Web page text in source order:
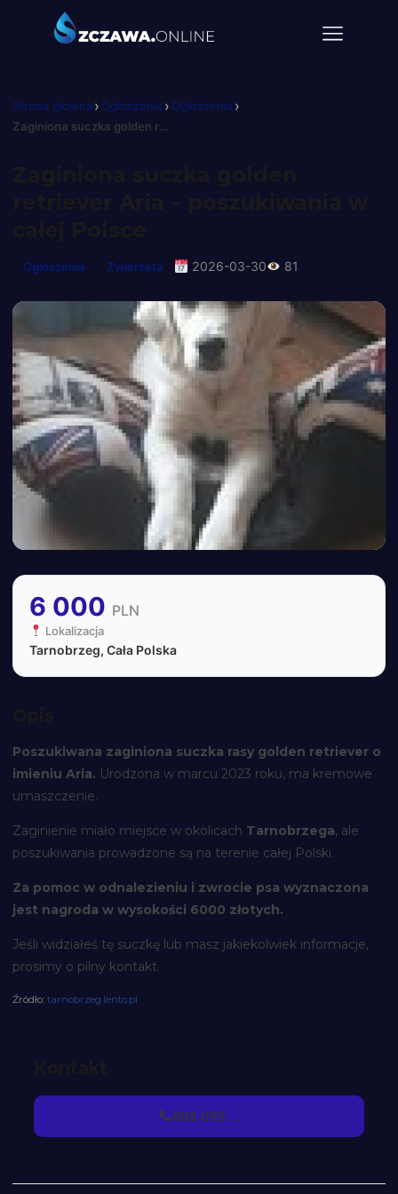
Strona główna› Ogłoszenia› Ogłoszenia›
Zaginiona suczka golden retriever Aria – poszukiwania w całej Polsce
Ogłoszenia Zwierzęta 2026-03-30 81
6 000 PLN
Lokalizacja
Tarnobrzeg, Cała Polska
Poszukiwana zaginiona suczka rasy golden retriever o
imieniu Aria. Urodzona w marcu 2023 roku, ma kremowe
umaszczenie.
Zaginienie miało miejsce w okolicach Tarnobrzega, ale
poszukiwania prowadzone są na terenie całej Polski.
Za pomoc w odnalezieniu i zwrocie psa wyznaczona
jest nagroda w wysokości 6000 złotych.
Jeśli widziałeś tę suczkę lub masz jakiekolwiek informacje,
prosimy o pilny kontakt.
Źródło: tarnobrzeg.lento.pl
608 055 ...